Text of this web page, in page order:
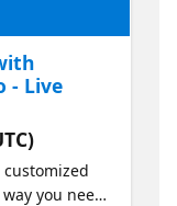
- Live
you need